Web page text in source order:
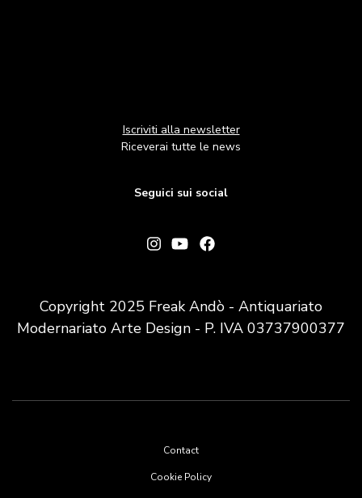
Iscriviti alla newsletter
Riceverai tutte le news
Seguici sui social
Copyright 2025 Freak Andò - Antiquariato
Modernariato Arte Design - P. IVA 03737900377
Contact
Cookie Policy